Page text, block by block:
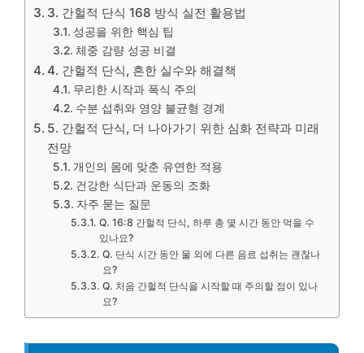
3. 간헐적 단식 168 방식 실전 활용법
성공을 위한 핵심 팁
체중 감량 성공 비결
4. 간헐적 단식, 흔한 실수와 해결책
무리한 시작과 폭식 주의
수분 섭취와 영양 불균형 경계
5. 간헐적 단식, 더 나아가기 위한 심화 전략과 미래
전망
개인의 몸에 맞춘 유연한 적용
건강한 식단과 운동의 조화
자주 묻는 질문
Q. 16:8 간헐적 단식, 하루 총 몇 시간 동안 먹을 수
있나요?
Q. 단식 시간 동안 물 외에 다른 음료 섭취는 괜찮나
요?
Q. 처음 간헐적 단식을 시작할 때 주의할 점이 있나
요?